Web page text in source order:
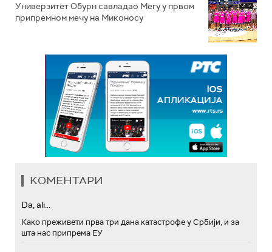
Универзитет Обурн савладао Мегу у првом
припремном мечу на Миконосу
КОМЕНТАРИ
Da, ali...
Како преживети прва три дана катастрофе у Србији, и за
шта нас припрема ЕУ